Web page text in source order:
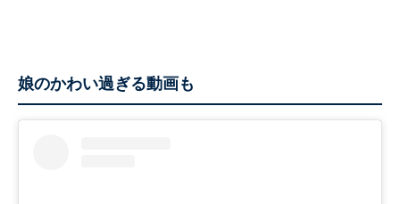
娘のかわい過ぎる動画も